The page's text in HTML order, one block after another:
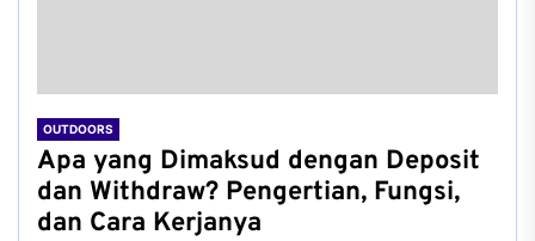
OUTDOORS
Apa yang Dimaksud dengan Deposit
dan Withdraw? Pengertian, Fungsi,
dan Cara Kerjanya